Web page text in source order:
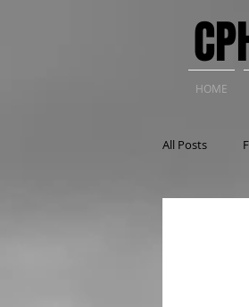
All Posts
HOME